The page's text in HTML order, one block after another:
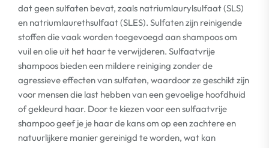
dat geen sulfaten bevat, zoals natriumlaurylsulfaat (SLS)
en natriumlaurethsulfaat (SLES). Sulfaten zijn reinigende
stoffen die vaak worden toegevoegd aan shampoos om
vuil en olie uit het haar te verwijderen. Sulfaatvrije
shampoos bieden een mildere reiniging zonder de
agressieve effecten van sulfaten, waardoor ze geschikt zijn
voor mensen die last hebben van een gevoelige hoofdhuid
of gekleurd haar. Door te kiezen voor een sulfaatvrije
shampoo geef je je haar de kans om op een zachtere en
natuurlijkere manier gereinigd te worden, wat kan